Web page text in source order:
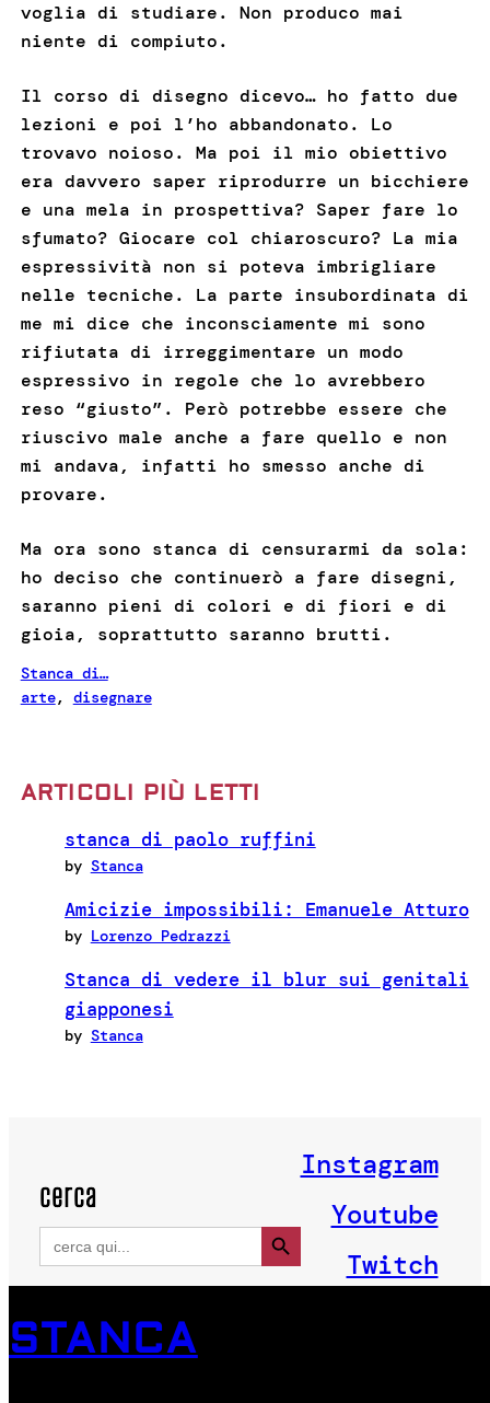
voglia di studiare. Non produco mai
niente di compiuto.
Il corso di disegno dicevo… ho fatto due
lezioni e poi l’ho abbandonato. Lo
trovavo noioso. Ma poi il mio obiettivo
era davvero saper riprodurre un bicchiere
e una mela in prospettiva? Saper fare lo
sfumato? Giocare col chiaroscuro? La mia
espressività non si poteva imbrigliare
nelle tecniche. La parte insubordinata di
me mi dice che inconsciamente mi sono
rifiutata di irreggimentare un modo
espressivo in regole che lo avrebbero
reso “giusto”. Però potrebbe essere che
riuscivo male anche a fare quello e non
mi andava, infatti ho smesso anche di
provare.
Ma ora sono stanca di censurarmi da sola:
ho deciso che continuerò a fare disegni,
saranno pieni di colori e di fiori e di
gioia, soprattutto saranno brutti.
Stanca di…
arte, disegnare
ARTICOLI PIÙ LETTI
stanca di paolo ruffini
by Stanca
Amicizie impossibili: Emanuele Atturo
by Lorenzo Pedrazzi
Stanca di vedere il blur sui genitali
giapponesi
by Stanca
cerca
Search
for:
Search Button
Instagram
Youtube
Twitch
STANCA